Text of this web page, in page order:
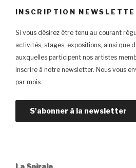
INSCRIPTION
Si vous désirez être tenu au courant
activités, stages, expositions, ainsi que
auxquelles participent nos artistes
inscrire à notre newsletter. Nous vous
par mois.